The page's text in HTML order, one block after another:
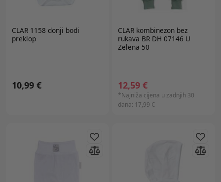
CLAR 1158 donji bodi
preklop
10,99 €
CLAR kombinezon bez
rukava BR DH 07146 U
Zelena 50
12,59 €
*Najniža cijena u zadnjih 30
dana: 17,99 €